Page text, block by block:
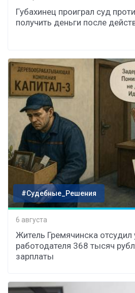
Губахинец проиграл суд
получить деньги после
#Судебные_Решения
6 августа
Житель Гремячинска
работодателя 368 тысяч
зарплаты